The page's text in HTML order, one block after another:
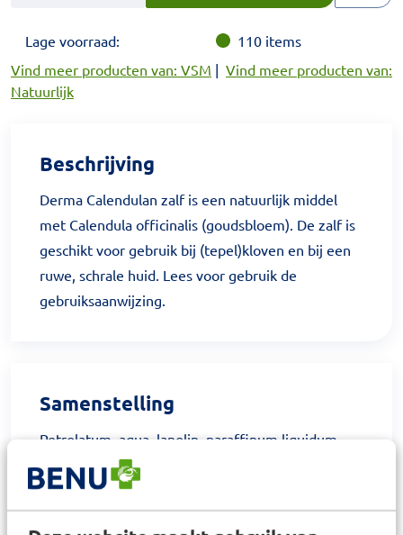
Lage voorraad: 110 items
Vind meer producten van: VSM | Vind meer producten van:
Natuurlijk
Beschrijving
Derma Calendulan zalf is een natuurlijk middel
met Calendula officinalis (goudsbloem). De zalf is
geschikt voor gebruik bij (tepel)kloven en bij een
ruwe, schrale huid. Lees voor gebruik de
gebruiksaanwijzing.
Samenstelling
Petrolatum, aqua, lanolin, paraffinum liquidum,
alcohol, Calendula officinalis extract, lanolin
alcohol, polyglyceryl-2 dipolyhydroxystearate,
cetearyl alcohol.